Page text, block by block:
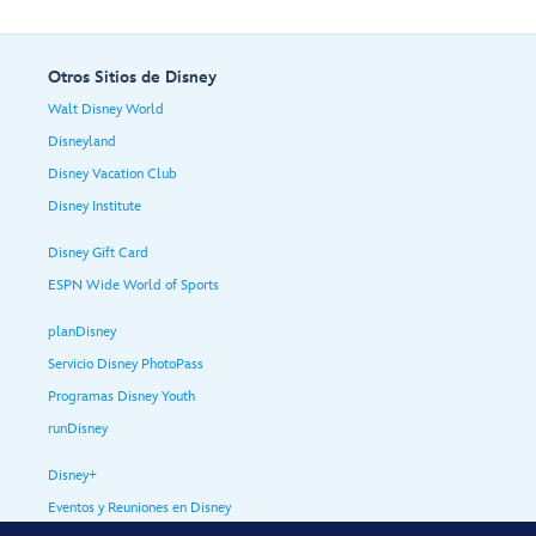
Otros Sitios de Disney
Walt Disney World
Disneyland
Disney Vacation Club
Disney Institute
Disney Gift Card
ESPN Wide World of Sports
planDisney
Servicio Disney PhotoPass
Programas Disney Youth
runDisney
Disney+
Eventos y Reuniones en Disney